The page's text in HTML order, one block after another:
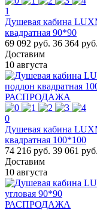
1
Душевая кабина
квадратная 90*90
69 092 руб. 36 364 руб.
Доставим
10 августа
РАСПРОДАЖА
0
Душевая кабина
квадратная 100*100
74 216 руб. 39 061 руб.
Доставим
10 августа
РАСПРОДАЖА